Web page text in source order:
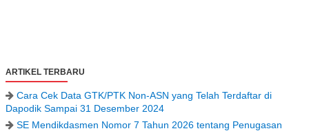
ARTIKEL TERBARU
Cara Cek Data GTK/PTK Non-ASN yang Telah Terdaftar di
Dapodik Sampai 31 Desember 2024
SE Mendikdasmen Nomor 7 Tahun 2026 tentang Penugasan